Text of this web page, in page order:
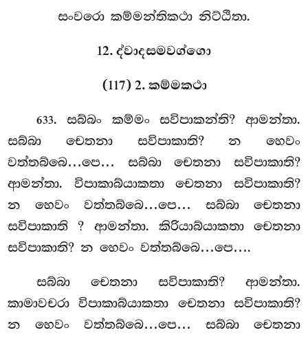
සංවරො කම්මන්තිකථා නිට්ඨිතා.
12. ද්වාදසමවග්ගො
(117) 2. කම්මකථා
633. සබ්බං කම්මං සවිපාකන්ති? ආමන්තා.
සබ්බා චෙතනා සවිපාකාති? න හෙවං
වත්තබ්බෙ…පෙ… සබ්බා චෙතනා සවිපාකාති?
ආමන්තා. විපාකාබ්යාකතා චෙතනා සවිපාකාති?
න හෙවං වත්තබ්බෙ…පෙ… සබ්බා චෙතනා
සවිපාකාති ? ආමන්තා. කිරියාබ්යාකතා චෙතනා
සවිපාකාති? න හෙවං වත්තබ්බෙ…පෙ….
සබ්බා චෙතනා සවිපාකාති? ආමන්තා.
කාමාවචරා විපාකාබ්යාකතා චෙතනා සවිපාකාති?
න හෙවං වත්තබ්බෙ…පෙ… සබ්බා චෙතනා